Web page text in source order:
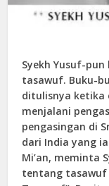
Syekh Yusuf-
tasawuf. Buku-
ditulisnya ketika
menjalani
pengasingan di
dari India yang
Mi’an, meminta
tentang tasawuf